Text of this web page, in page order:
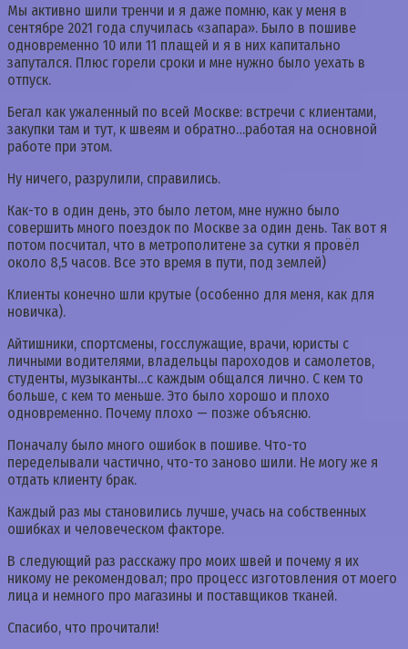
Мы активно шили тренчи и я даже помню, как у меня в
сентябре 2021 года случилась «запара». Было в пошиве
одновременно 10 или 11 плащей и я в них капитально
запутался. Плюс горели сроки и мне нужно было уехать в
отпуск.
Бегал как ужаленный по всей Москве: встречи с клиентами,
закупки там и тут, к швеям и обратно…работая на основной
работе при этом.
Ну ничего, разрулили, справились.
Как-то в один день, это было летом, мне нужно было
совершить много поездок по Москве за один день. Так вот я
потом посчитал, что в метрополитене за сутки я провёл
около 8,5 часов. Все это время в пути, под землей)
Клиенты конечно шли крутые (особенно для меня, как для
новичка).
Айтишники, спортсмены, госслужащие, врачи, юристы с
личными водителями, владельцы пароходов и самолетов,
студенты, музыканты…с каждым общался лично. С кем то
больше, с кем то меньше. Это было хорошо и плохо
одновременно. Почему плохо — позже объясню.
Поначалу было много ошибок в пошиве. Что-то
переделывали частично, что-то заново шили. Не могу же я
отдать клиенту брак.
Каждый раз мы становились лучше, учась на собственных
ошибках и человеческом факторе.
В следующий раз расскажу про моих швей и почему я их
никому не рекомендовал; про процесс изготовления от моего
лица и немного про магазины и поставщиков тканей.
Спасибо, что прочитали!